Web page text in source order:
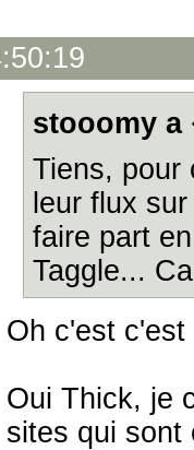
stooomy
Tiens, pour
leur flux
faire part
Taggle...
Oh c'est
Oui Thick, je
sites qui sont